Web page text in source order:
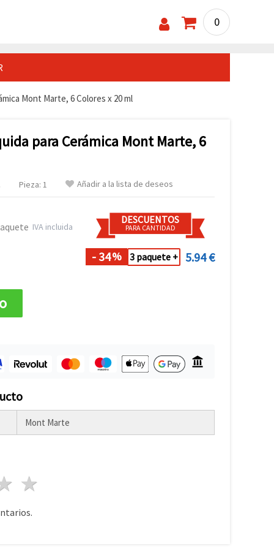
0
Mont Marte, 6 Colores x 20 ml
para Cerámica Mont Marte, 6
Pieza: 1 Añadir a la lista de deseos
IVA incluida
DESCUENTOS
PARA CANTIDAD
- 34% 3 paquete + 5.94 €
Mont Marte
4 estrellas
estrellas